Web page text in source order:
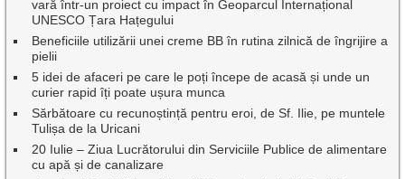
vară într-un proiect cu impact în Geoparcul Internațional
UNESCO Țara Hațegului
Beneficiile utilizării unei creme BB în rutina zilnică de îngrijire a
pielii
5 idei de afaceri pe care le poți începe de acasă și unde un
curier rapid îți poate ușura munca
Sărbătoare cu recunoștință pentru eroi, de Sf. Ilie, pe muntele
Tulișa de la Uricani
20 Iulie – Ziua Lucrătorului din Serviciile Publice de alimentare
cu apă și de canalizare